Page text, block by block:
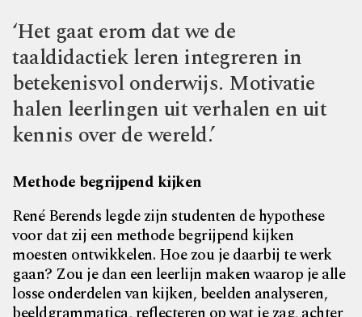
‘Het gaat erom dat we de
taaldidactiek leren integreren in
betekenisvol onderwijs. Motivatie
halen leerlingen uit verhalen en uit
kennis over de wereld.’
Methode begrijpend kijken
René Berends legde zijn studenten de hypothese
voor dat zij een methode begrijpend kijken
moesten ontwikkelen. Hoe zou je daarbij te werk
gaan? Zou je dan een leerlijn maken waarop je alle
losse onderdelen van kijken, beelden analyseren,